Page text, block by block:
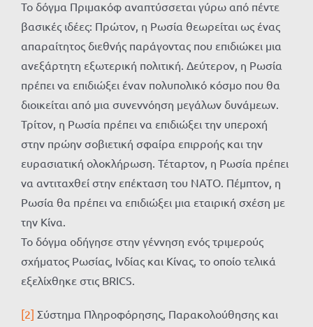
Το δόγμα Πριμακόφ αναπτύσσεται γύρω από πέντε
βασικές ιδέες: Πρώτον, η Ρωσία θεωρείται ως ένας
απαραίτητος διεθνής παράγοντας που επιδιώκει μια
ανεξάρτητη εξωτερική πολιτική. Δεύτερον, η Ρωσία
πρέπει να επιδιώξει έναν πολυπολικό κόσμο που θα
διοικείται από μια συνεννόηση μεγάλων δυνάμεων.
Τρίτον, η Ρωσία πρέπει να επιδιώξει την υπεροχή
στην πρώην σοβιετική σφαίρα επιρροής και την
ευρασιατική ολοκλήρωση. Τέταρτον, η Ρωσία πρέπει
να αντιταχθεί στην επέκταση του ΝΑΤΟ. Πέμπτον, η
Ρωσία θα πρέπει να επιδιώξει μια εταιρική σχέση με
την Κίνα.
Το δόγμα οδήγησε στην γέννηση ενός τριμερούς
σχήματος Ρωσίας, Ινδίας και Κίνας, το οποίο τελικά
εξελίχθηκε στις BRICS.
[2] Σύστημα Πληροφόρησης, Παρακολούθησης και